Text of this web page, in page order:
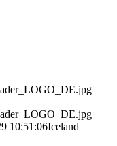
10:51:06Iceland